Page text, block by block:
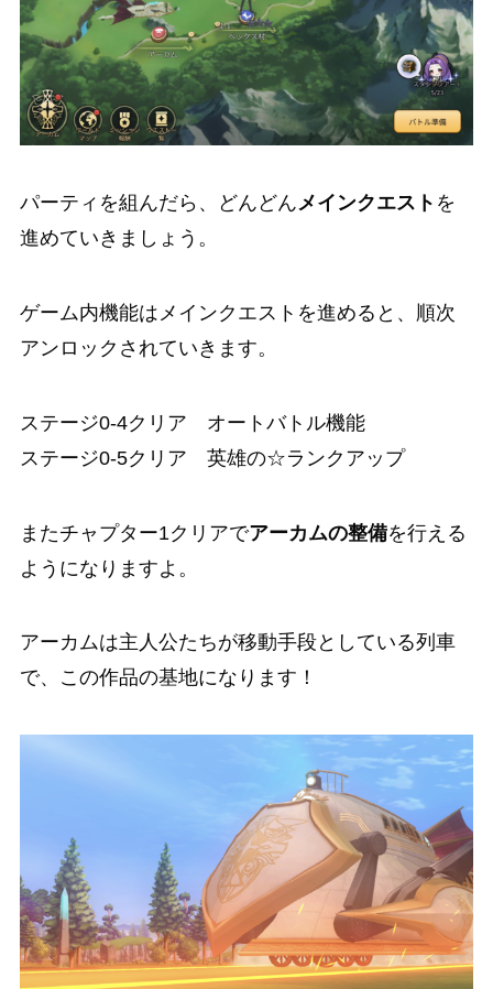
パーティを組んだら、どんどんメインクエスト を
進めていきましょう。
ゲーム内機能はメインクエストを進めると、順次
アンロックされていきます。
ステージ0-4クリア オートバトル機能
ステージ0-5クリア 英雄の☆ランクアップ
またチャプター1クリアでアーカムの整備を行える
ようになりますよ。
アーカムは主人公たちが移動手段としている列車
で、
この作品の基地になります！